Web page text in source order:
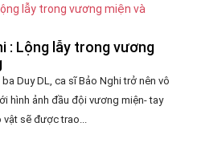
: Lộng lẫy trong vương
Duy DL, ca sĩ Bảo Nghi trở nên vô
hình ảnh đầu đội vương miện- tay
sẽ được trao...